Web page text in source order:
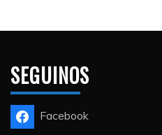
SEGUINOS
Facebook